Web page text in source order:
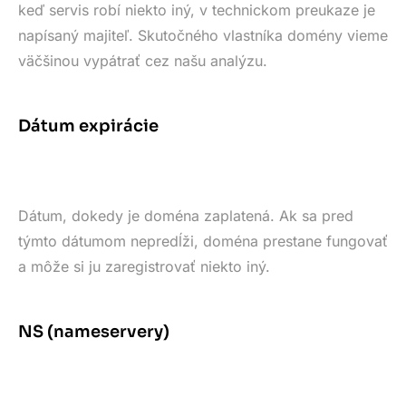
keď servis robí niekto iný, v technickom preukaze je
napísaný majiteľ. Skutočného vlastníka domény vieme
väčšinou vypátrať cez našu analýzu.
Dátum expirácie
Dátum, dokedy je doména zaplatená. Ak sa pred
týmto dátumom nepredĺži, doména prestane fungovať
a môže si ju zaregistrovať niekto iný.
NS (nameservery)